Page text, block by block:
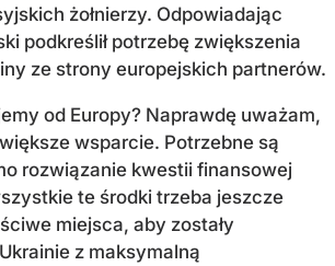
żołnierzy. Odpowiadając
podkreślił potrzebę zwiększenia
ze strony europejskich partnerów.
od Europy? Naprawdę uważam,
wsparcie. Potrzebne są
rozwiązanie kwestii finansowej
te środki trzeba jeszcze
miejsca, aby zostały
z maksymalną